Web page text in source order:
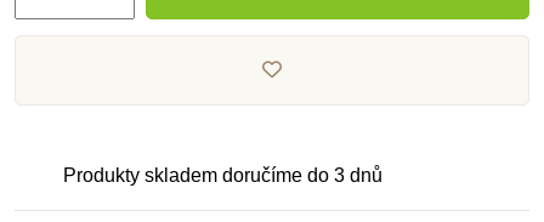
Produkty skladem doručíme do 3 dnů